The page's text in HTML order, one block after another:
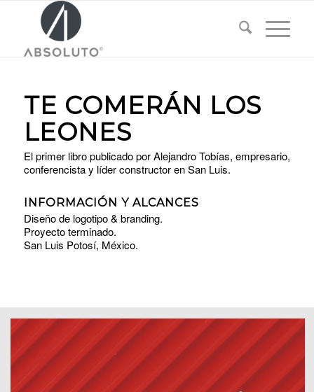
TE COMERÁN LOS
LEONES
El primer libro publicado por Alejandro Tobías, empresario,
conferencista y líder constructor en San Luis.
INFORMACIÓN Y ALCANCES
Diseño de logotipo & branding.
Proyecto terminado.
San Luis Potosí, México.